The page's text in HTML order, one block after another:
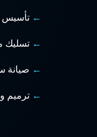
تأسيس
تسليك
صيانة
ترميم